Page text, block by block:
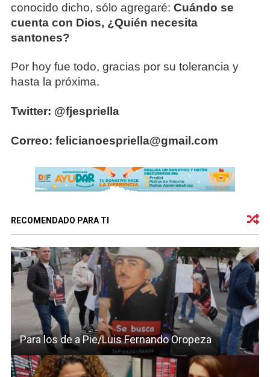
conocido dicho, sólo agregaré: Cuándo se
cuenta con Dios, ¿Quién necesita
santones?
Por hoy fue todo, gracias por su tolerancia y
hasta la próxima.
Twitter: @fjespriella
Correo: felicianoespriella@gmail.com
RECOMENDADO PARA TI
Para los de a Pie/Luis Fernando Oropeza